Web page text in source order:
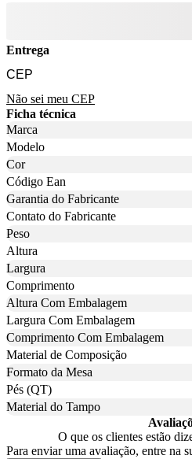
Entrega
Não sei meu CEP
Ficha técnica
Marca
Modelo
Cor
Código Ean
Garantia do Fabricante
Contato do Fabricante
Peso
Altura
Largura
Comprimento
Altura Com Embalagem
Largura Com Embalagem
Comprimento Com Embalagem
Material de Composição
Formato da Mesa
Pés (QT)
Material do Tampo
O que os clientes estão
Para enviar uma avaliação, entre na